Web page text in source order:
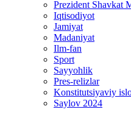
Prezident Shavkat
Iqtisodiyot
Jamiyat
Madaniyat
Ilm-fan
Sport
Sayyohlik
Pres-relizlar
Konstitutsiyaviy
Saylov 2024